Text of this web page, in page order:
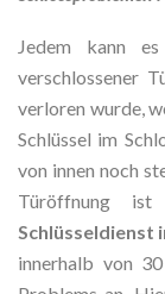
Jedem kann
verschlossener
verloren wurde,
Schlüssel im
von innen noch
Türöffnung
Schlüsseldienst
innerhalb von